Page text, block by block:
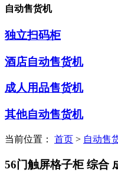
自动售货机
独立扫码柜
酒店自动售货机
成人用品售货机
其他自动售货机
当前位置： 首页 > 自动售
56门触屏格子柜 综合